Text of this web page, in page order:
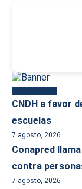
CNDH a favor
escuelas
7 agosto, 2026
Conapred
contra
7 agosto, 2026